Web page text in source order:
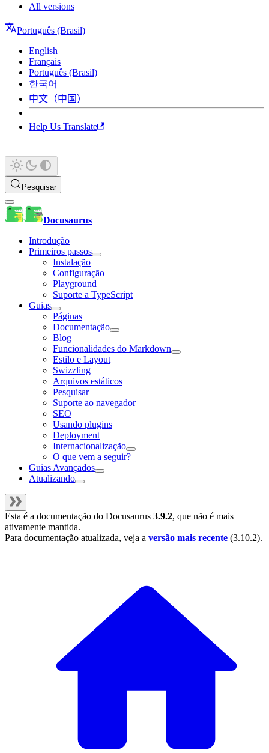
All versions
Português (Brasil)
English
Français
Português (Brasil)
한국어
中文（中国）
Help Us Translate
Pesquisar
Docusaurus
Introdução
Primeiros passos
Instalação
Configuração
Playground
Suporte a TypeScript
Guias
Páginas
Documentação
Blog
Funcionalidades do Markdown
Estilo e Layout
Swizzling
Arquivos estáticos
Pesquisar
Suporte ao navegador
SEO
Usando plugins
Deployment
Internacionalização
O que vem a seguir?
Guias Avançados
Atualizando
Esta é a documentação do Docusaurus 3.9.2, que não é mais
ativamente mantida.
Para documentação atualizada, veja a versão mais recente (3.10.2).